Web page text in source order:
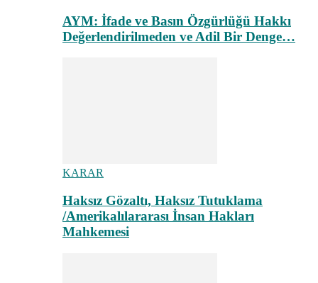
AYM: İfade ve Basın Özgürlüğü Hakkı
Değerlendirilmeden ve Adil Bir Denge…
KARAR
Haksız Gözaltı, Haksız Tutuklama
/Amerikalılararası İnsan Hakları
Mahkemesi